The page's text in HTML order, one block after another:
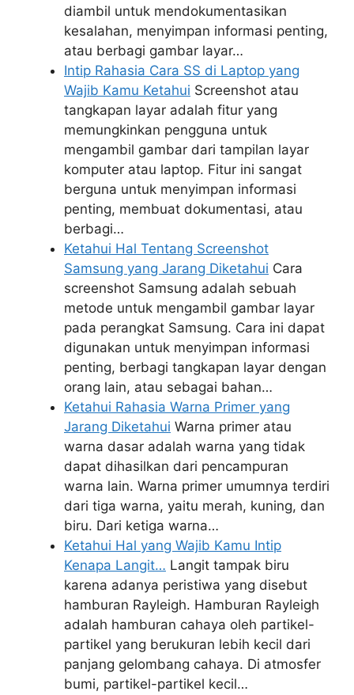
diambil untuk mendokumentasikan
kesalahan, menyimpan informasi penting,
atau berbagi gambar layar…
Intip Rahasia Cara SS di Laptop yang
Wajib Kamu Ketahui Screenshot atau
tangkapan layar adalah fitur yang
memungkinkan pengguna untuk
mengambil gambar dari tampilan layar
komputer atau laptop. Fitur ini sangat
berguna untuk menyimpan informasi
penting, membuat dokumentasi, atau
berbagi…
Ketahui Hal Tentang Screenshot
Samsung yang Jarang Diketahui Cara
screenshot Samsung adalah sebuah
metode untuk mengambil gambar layar
pada perangkat Samsung. Cara ini dapat
digunakan untuk menyimpan informasi
penting, berbagi tangkapan layar dengan
orang lain, atau sebagai bahan…
Ketahui Rahasia Warna Primer yang
Jarang Diketahui Warna primer atau
warna dasar adalah warna yang tidak
dapat dihasilkan dari pencampuran
warna lain. Warna primer umumnya terdiri
dari tiga warna, yaitu merah, kuning, dan
biru. Dari ketiga warna…
Ketahui Hal yang Wajib Kamu Intip
Kenapa Langit… Langit tampak biru
karena adanya peristiwa yang disebut
hamburan Rayleigh. Hamburan Rayleigh
adalah hamburan cahaya oleh partikel-
partikel yang berukuran lebih kecil dari
panjang gelombang cahaya. Di atmosfer
bumi, partikel-partikel kecil…